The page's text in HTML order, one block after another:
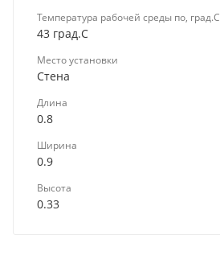
Температура рабочей среды по, град.C
43 град.C
Место установки
Стена
Длина
0.8
Ширина
0.9
Высота
0.33